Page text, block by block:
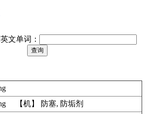
文单词：
【机】 防塞, 防垢剂